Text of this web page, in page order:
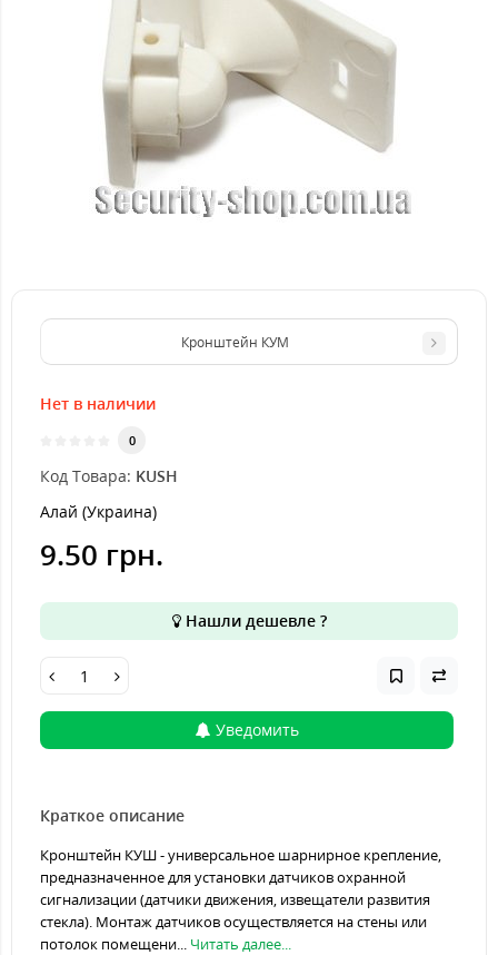
Кронштейн КУМ
Нет в наличии
0
Код Товара: KUSH
Алай (Украина)
9.50 грн.
Нашли дешевле ?
Уведомить
Краткое описание
Кронштейн КУШ - универсальное шарнирное крепление,
предназначенное для установки датчиков охранной
сигнализации (датчики движения, извещатели развития
стекла). Монтаж датчиков осуществляется на стены или
потолок помещени... Читать далее...